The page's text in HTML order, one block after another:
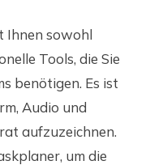
Ihnen sowohl
Tools, die Sie
benötigen. Es ist
Audio und
aufzuzeichnen.
um die